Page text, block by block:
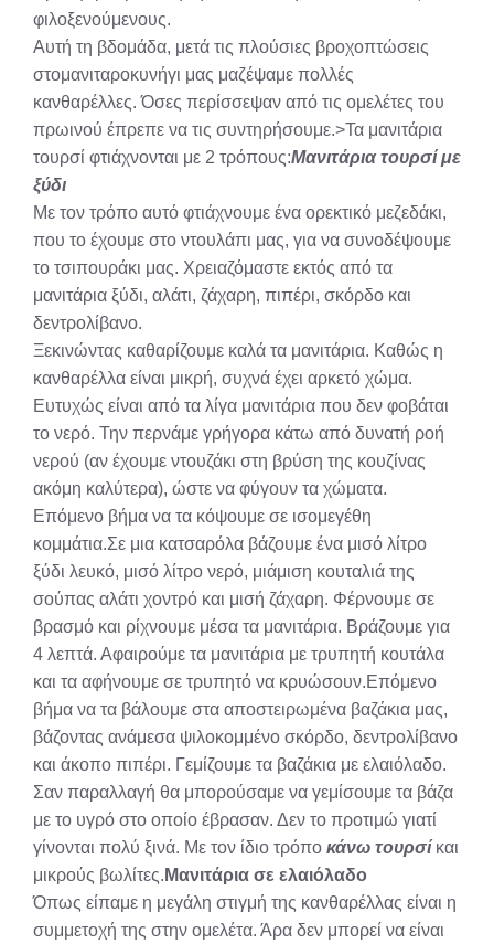
φιλοξενούμενους.
Αυτή τη βδομάδα, μετά τις πλούσιες βροχοπτώσεις
στομανιταροκυνήγι μας μαζέψαμε πολλές
κανθαρέλλες. Όσες περίσσεψαν από τις ομελέτες του
πρωινού έπρεπε να τις συντηρήσουμε.>Τα μανιτάρια
τουρσί φτιάχνονται με 2 τρόπους:Μανιτάρια τουρσί με
ξύδι
Με τον τρόπο αυτό φτιάχνουμε ένα ορεκτικό μεζεδάκι,
που το έχουμε στο ντουλάπι μας, για να συνοδέψουμε
το τσιπουράκι μας. Χρειαζόμαστε εκτός από τα
μανιτάρια ξύδι, αλάτι, ζάχαρη, πιπέρι, σκόρδο και
δεντρολίβανο.
Ξεκινώντας καθαρίζουμε καλά τα μανιτάρια. Καθώς η
κανθαρέλλα είναι μικρή, συχνά έχει αρκετό χώμα.
Ευτυχώς είναι από τα λίγα μανιτάρια που δεν φοβάται
το νερό. Την περνάμε γρήγορα κάτω από δυνατή ροή
νερού (αν έχουμε ντουζάκι στη βρύση της κουζίνας
ακόμη καλύτερα), ώστε να φύγουν τα χώματα.
Επόμενο βήμα να τα κόψουμε σε ισομεγέθη
κομμάτια.Σε μια κατσαρόλα βάζουμε ένα μισό λίτρο
ξύδι λευκό, μισό λίτρο νερό, μιάμιση κουταλιά της
σούπας αλάτι χοντρό και μισή ζάχαρη. Φέρνουμε σε
βρασμό και ρίχνουμε μέσα τα μανιτάρια. Βράζουμε για
4 λεπτά. Αφαιρούμε τα μανιτάρια με τρυπητή κουτάλα
και τα αφήνουμε σε τρυπητό να κρυώσουν.Επόμενο
βήμα να τα βάλουμε στα αποστειρωμένα βαζάκια μας,
βάζοντας ανάμεσα ψιλοκομμένο σκόρδο, δεντρολίβανο
και άκοπο πιπέρι. Γεμίζουμε τα βαζάκια με ελαιόλαδο.
Σαν παραλλαγή θα μπορούσαμε να γεμίσουμε τα βάζα
με το υγρό στο οποίο έβρασαν. Δεν το προτιμώ γιατί
γίνονται πολύ ξινά. Με τον ίδιο τρόπο κάνω τουρσίκαι
μικρούς βωλίτες. Μανιτάρια σε ελαιόλαδο
Όπως είπαμε η μεγάλη στιγμή της κανθαρέλλας είναι η
συμμετοχή της στην ομελέτα. Άρα δεν μπορεί να είναι